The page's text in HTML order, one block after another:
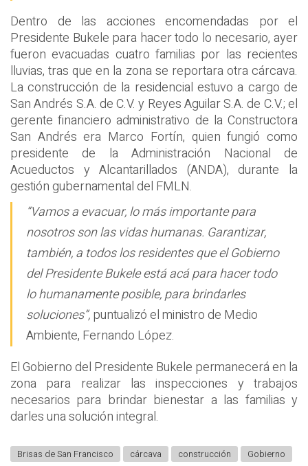
Dentro de las acciones encomendadas por el
Presidente Bukele para hacer todo lo necesario, ayer
fueron evacuadas cuatro familias por las recientes
lluvias, tras que en la zona se reportara otra cárcava.
La construcción de la residencial estuvo a cargo de
San Andrés S.A. de C.V. y Reyes Aguilar S.A. de C.V.; el
gerente financiero administrativo de la Constructora
San Andrés era Marco Fortín, quien fungió como
presidente de la Administración Nacional de
Acueductos y Alcantarillados (ANDA), durante la
gestión gubernamental del FMLN.
“Vamos a evacuar, lo más importante para
nosotros son las vidas humanas. Garantizar,
también, a todos los residentes que el Gobierno
del Presidente Bukele está acá para hacer todo
lo humanamente posible, para brindarles
soluciones”,puntualizó el ministro de Medio
Ambiente, Fernando López.
El Gobierno del Presidente Bukele permanecerá en la
zona para realizar las inspecciones y trabajos
necesarios para brindar bienestar a las familias y
darles una solución integral.
Brisas de San Francisco cárcava construcción Gobierno